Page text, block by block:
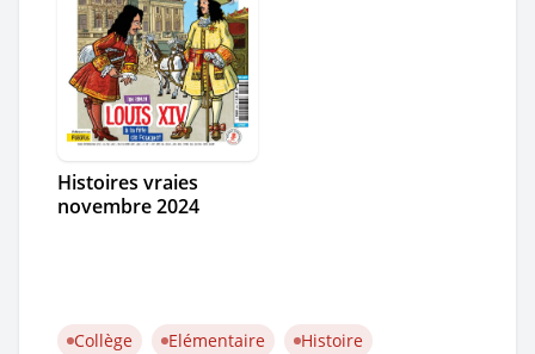
Histoires vraies
novembre 2024
Collège Elémentaire Histoire